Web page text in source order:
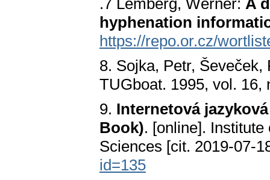
.7 Lemberg, Werner: A
hyphenation
https://repo.or.cz/
8. Sojka, Petr,
TUGboat. 1995, vol. 16,
9. Internetová
Book). [online].
Sciences [cit. 2019-07-
id=135